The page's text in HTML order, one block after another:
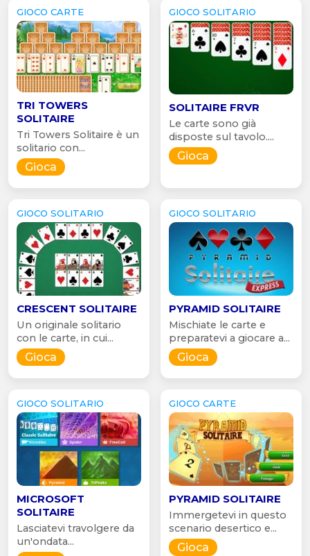
GIOCO CARTE
TRI TOWERS
SOLITAIRE
Tri Towers Solitaire è un
solitario con...
Gioca
GIOCO SOLITARIO
SOLITAIRE FRVR
Le carte sono già
disposte sul tavolo....
Gioca
GIOCO SOLITARIO
CRESCENT SOLITAIRE
Un originale solitario
con le carte, in cui...
Gioca
GIOCO SOLITARIO
PYRAMID SOLITAIRE
Mischiate le carte e
preparatevi a giocare a...
Gioca
GIOCO SOLITARIO
MICROSOFT
SOLITAIRE
Lasciatevi travolgere da
un'ondata...
GIOCO CARTE
PYRAMID SOLITAIRE
Immergetevi in questo
scenario desertico e...
Gioca